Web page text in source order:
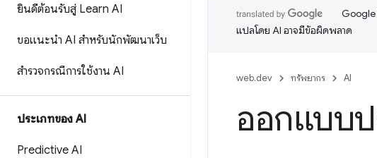
ยินดีต้อนรับสู่ Learn AI
ขอแนะนำ AI สำหรับนักพัฒนาเว็บ
สำรวจกรณีการใช้งาน AI
ประเภทของ AI
Predictive AI
Google
แปลโดย AI อาจมีข้อผิดพลาด
web.dev ทรัพยากร AI
ออกแบบ